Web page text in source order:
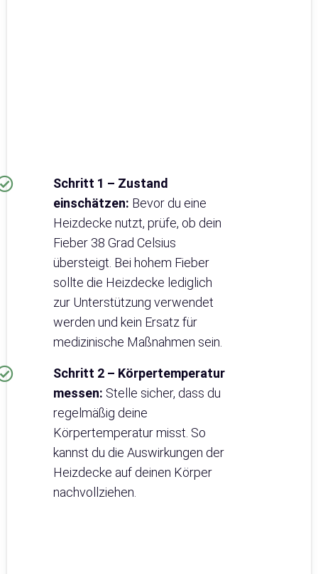
Schritt 1 – Zustand
einschätzen: Bevor du eine
Heizdecke nutzt, prüfe, ob dein
Fieber 38 Grad Celsius
übersteigt. Bei hohem Fieber
sollte die Heizdecke lediglich
zur Unterstützung verwendet
werden und kein Ersatz für
medizinische Maßnahmen sein.
Schritt 2 – Körpertemperatur
messen: Stelle sicher, dass du
regelmäßig deine
Körpertemperatur misst. So
kannst du die Auswirkungen der
Heizdecke auf deinen Körper
nachvollziehen.